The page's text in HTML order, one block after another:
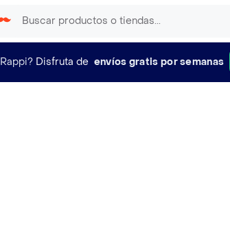
Rappi? Disfruta de envíos gratis por semanas